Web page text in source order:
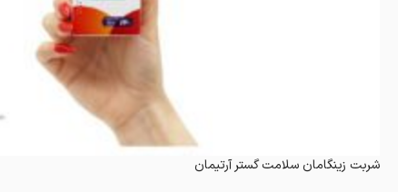
شربت زینگامان سلامت گستر آرتیمان